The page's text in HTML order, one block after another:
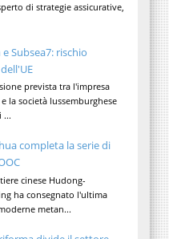
di strategie assicurative,
Subsea7: rischio
prevista tra l'impresa
la società lussemburghese
...
completa la serie di
cinese Hudong-
ha consegnato l'ultima
metan...